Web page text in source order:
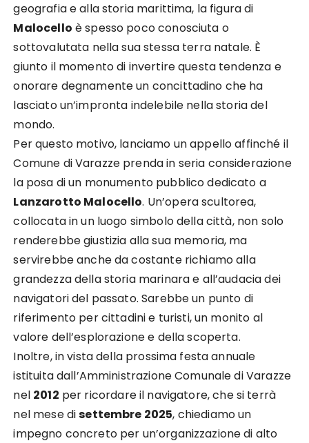
geografia e alla storia marittima, la figura di
Malocello è spesso poco conosciuta o
sottovalutata nella sua stessa terra natale. È
giunto il momento di invertire questa tendenza e
onorare degnamente un concittadino che ha
lasciato un’impronta indelebile nella storia del
mondo.
Per questo motivo, lanciamo un appello affinché il
Comune di Varazze prenda in seria considerazione
la posa di un monumento pubblico dedicato a
Lanzarotto Malocello. Un’opera scultorea,
collocata in un luogo simbolo della città, non solo
renderebbe giustizia alla sua memoria, ma
servirebbe anche da costante richiamo alla
grandezza della storia marinara e all’audacia dei
navigatori del passato. Sarebbe un punto di
riferimento per cittadini e turisti, un monito al
valore dell’esplorazione e della scoperta.
Inoltre, in vista della prossima festa annuale
istituita dall’Amministrazione Comunale di Varazze
nel 2012 per ricordare il navigatore, che si terrà
nel mese disettembre 2025, chiediamo un
impegno concreto per un’organizzazione di alto